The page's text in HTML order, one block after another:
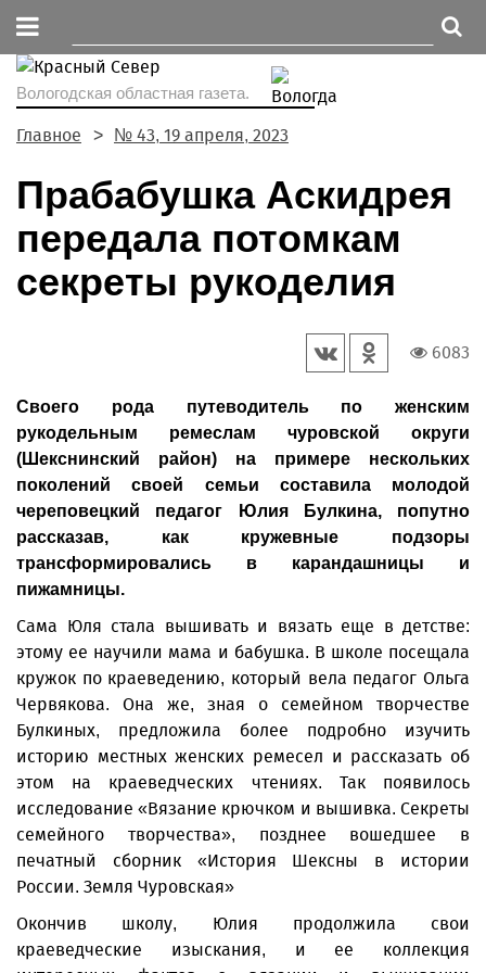
Вологодская областная газета.
Главное № 43, 19 апреля, 2023
Прабабушка Аскидрея
передала потомкам
секреты рукоделия
6083
Своего рода путеводитель по женским
рукодельным ремеслам чуровской округи
(Шекснинский район) на примере нескольких
поколений своей семьи составила молодой
череповецкий педагог Юлия Булкина, попутно
рассказав, как кружевные подзоры
трансформировались в карандашницы и
пижамницы.
Сама Юля стала вышивать и вязать еще в детстве:
этому ее научили мама и бабушка. В школе посещала
кружок по краеведению, который вела педагог Ольга
Червякова. Она же, зная о семейном творчестве
Булкиных, предложила более подробно изучить
историю местных женских ремесел и рассказать об
этом на краеведческих чтениях. Так появилось
исследование «Вязание крючком и вышивка. Секреты
семейного творчества», позднее вошедшее в
печатный сборник «История Шексны в истории
России. Земля Чуровская»
Окончив школу, Юлия продолжила свои
краеведческие изыскания, и ее коллекция